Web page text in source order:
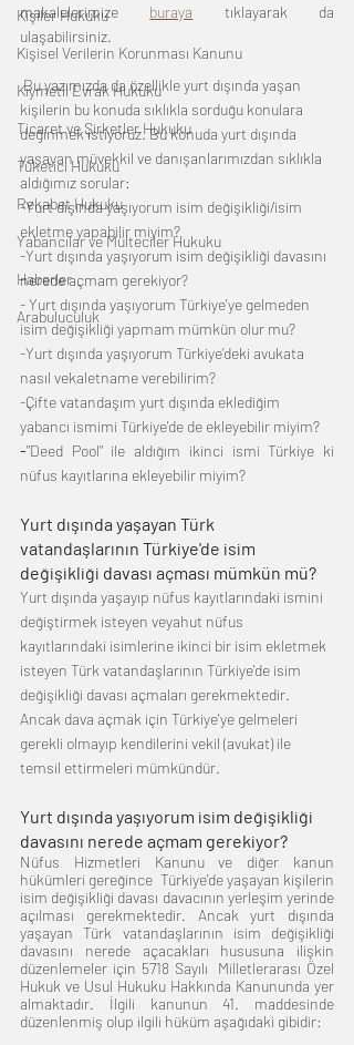
Kişiler Hukuku
Kişisel Verilerin Korunması Kanunu
Kıymetli Evrak Hukuku
Ticaret ve Şirketler Hukuku
Tüketici Hukuku
Rekabet Hukuku
Yabancılar ve Mülteciler Hukuku
Haberler
Arabuluculuk
makalelerimize buraya tıklayarak da
ulaşabilirsiniz.
Bu yazımızda da özellikle yurt dışında yaşan
kişilerin bu konuda sıklıkla sorduğu konulara
değinmek istiyoruz. Bu konuda yurt dışında
yaşayan müvekkil ve danışanlarımızdan sıklıkla
aldığımız sorular:
-Yurt dışında yaşıyorum isim değişikliği/isim
ekletme yapabilir miyim?
-Yurt dışında yaşıyorum isim değişikliği davasını
nerede açmam gerekiyor?
- Yurt dışında yaşıyorum Türkiye'ye gelmeden
isim değişikliği yapmam mümkün olur mu?
-Yurt dışında yaşıyorum Türkiye'deki avukata
nasıl vekaletname verebilirim?
-Çifte vatandaşım yurt dışında eklediğim
yabancı ismimi Türkiye'de de ekleyebilir miyim?
-"Deed Pool" ile aldığım ikinci ismi Türkiye ki
nüfus kayıtlarına ekleyebilir miyim?
Yurt dışında yaşayan Türk
vatandaşlarının Türkiye'de isim
değişikliği davası açması mümkün mü?
Yurt dışında yaşayıp nüfus kayıtlarındaki ismini
değiştirmek isteyen veyahut nüfus
kayıtlarındaki isimlerine ikinci bir isim ekletmek
isteyen Türk vatandaşlarının Türkiye'de isim
değişikliği davası açmaları gerekmektedir.
Ancak dava açmak için Türkiye'ye gelmeleri
gerekli olmayıp kendilerini vekil (avukat) ile
temsil ettirmeleri mümkündür.
Yurt dışında yaşıyorum isim değişikliği
davasını nerede açmam gerekiyor?
Nüfus Hizmetleri Kanunu ve diğer kanun
hükümleri gereğince  Türkiye'de yaşayan kişilerin
isim değişikliği davası davacının yerleşim yerinde
açılması gerekmektedir. Ancak yurt dışında
yaşayan Türk vatandaşlarının isim değişikliği
davasını nerede açacakları hususuna ilişkin
düzenlemeler için 5718 Sayılı  Milletlerarası Özel
Hukuk ve Usul Hukuku Hakkında Kanununda yer
almaktadır. İlgili kanunun 41. maddesinde
düzenlenmiş olup ilgili hüküm aşağıdaki gibidir: